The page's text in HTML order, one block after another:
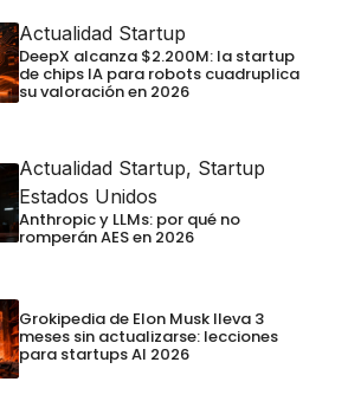
Actualidad Startup
DeepX alcanza $2.200M: la startup
de chips IA para robots cuadruplica
su valoración en 2026
Actualidad Startup, Startup
Estados Unidos
Anthropic y LLMs: por qué no
romperán AES en 2026
Grokipedia de Elon Musk lleva 3
meses sin actualizarse: lecciones
para startups AI 2026